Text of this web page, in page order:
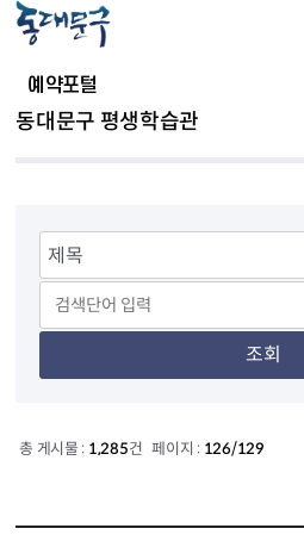
예약포털
동대문구 평생학습관
조회
총 게시물 : 1,285건 페이지 : 126/129